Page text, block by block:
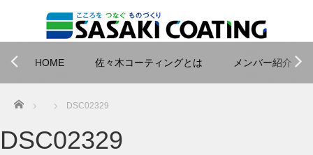
HOME 佐々木コーティングとは メンバー紹介
Home DSC02329
DSC02329